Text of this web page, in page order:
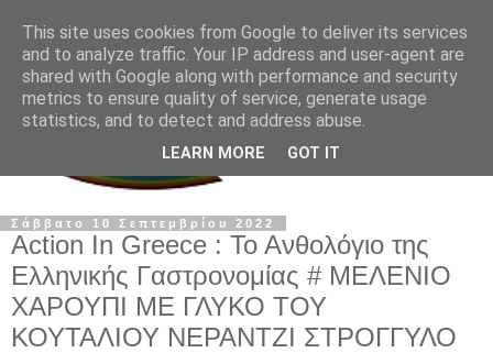
Σάββατο 10 Σεπτεμβρίου 2022
Action In Greece : Το Ανθολόγιο της
Ελληνικής Γαστρονομίας # ΜΕΛΕΝΙΟ
ΧΑΡΟΥΠΙ ΜΕ ΓΛΥΚΟ ΤΟΥ
ΚΟΥΤΑΛΙΟΥ ΝΕΡΑΝΤΖΙ ΣΤΡΟΓΓΥΛΟ
This site uses cookies from Google to deliver its services
and to analyze traffic. Your IP address and user-agent are
shared with Google along with performance and security
metrics to ensure quality of service, generate usage
statistics, and to detect and address abuse.
LEARN MORE GOT IT